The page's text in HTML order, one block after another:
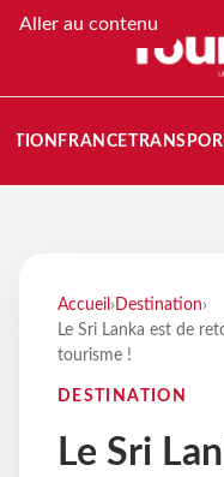
Aller au contenu
FRANCE
Accueil › Destination›
Le Sri Lanka est de
tourisme !
DESTINATION
Le Sri